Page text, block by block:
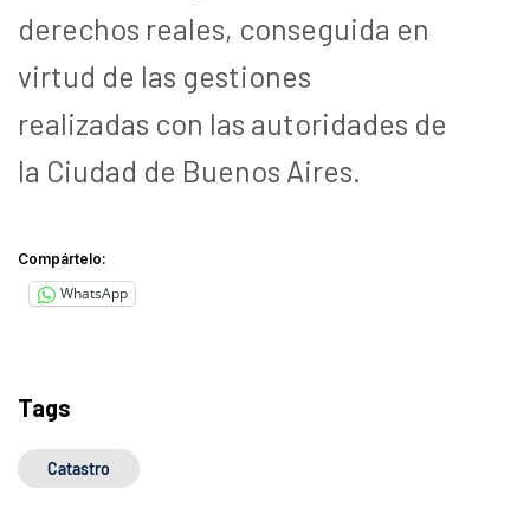
derechos reales, conseguida en
virtud de las gestiones
realizadas con las autoridades de
la Ciudad de Buenos Aires.
Compártelo:
WhatsApp
Tags
Catastro